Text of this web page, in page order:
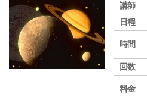
講師
日程
時間
回数
料金